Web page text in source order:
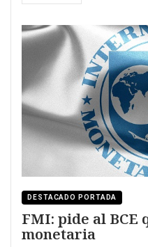
DESTACADO PORTADA
FMI: pide al
monetaria